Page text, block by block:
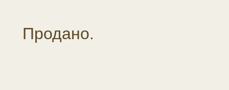
Продано.